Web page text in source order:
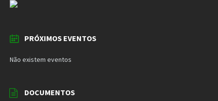
PRÓXIMOS EVENTOS
Não existem eventos
DOCUMENTOS